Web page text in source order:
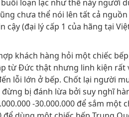
loạn lạc như thế này người
chưa thể nói lên tất cả
cậy (đại lý cấp 1 của hãng tại
khách hàng hỏi một chiếc
từ Đức thật nhưng linh kiện rất
lỗi lớn ở bếp. Chốt lại người
bị đánh lừa bởi suy nghĩ
-30.000.000 để sắm một